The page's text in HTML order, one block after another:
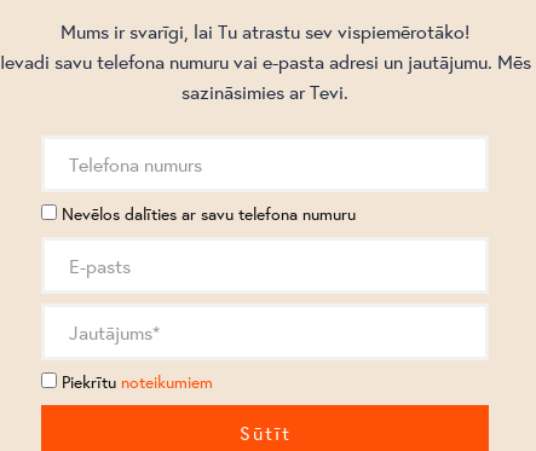
Mums ir svarīgi, lai Tu atrastu sev vispiemērotāko!
Ievadi savu telefona numuru vai e-pasta adresi un jautājumu. Mēs
sazināsimies ar Tevi.
Nevēlos dalīties ar savu telefona numuru
Piekrītu noteikumiem